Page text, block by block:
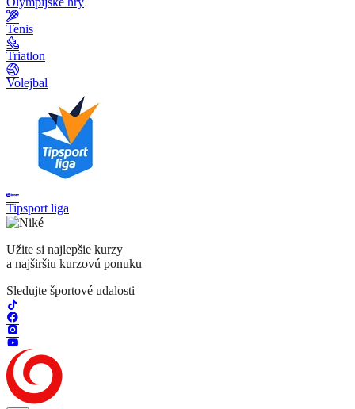
Tenis
Triatlon
Volejbal
Tipsport liga
Užite si najlepšie kurzy
a najširšiu kurzovú ponuku
Sledujte športové udalosti